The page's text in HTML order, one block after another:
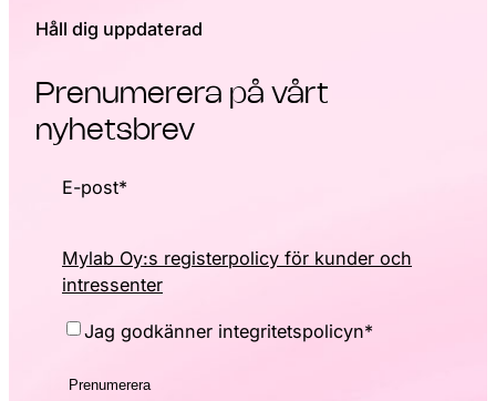
Håll dig uppdaterad
Prenumerera på vårt
nyhetsbrev
E-post*
Mylab Oy:s registerpolicy för kunder och
intressenter
Consent*
Jag godkänner integritetspolicyn*